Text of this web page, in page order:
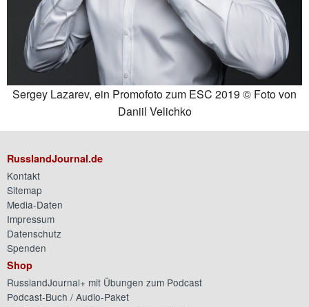
Sergey Lazarev, ein Promofoto zum ESC 2019 © Foto von
Daniil Velichko
RusslandJournal.de
Kontakt
Sitemap
Media-Daten
Impressum
Datenschutz
Spenden
Shop
RusslandJournal+ mit Übungen zum Podcast
Podcast-Buch / Audio-Paket